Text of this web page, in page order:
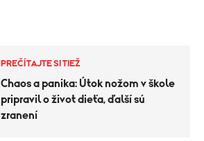
PREČÍTAJTE SI TIEŽ
Chaos a panika: Útok nožom v škole
pripravil o život dieťa, ďalší sú
zranení